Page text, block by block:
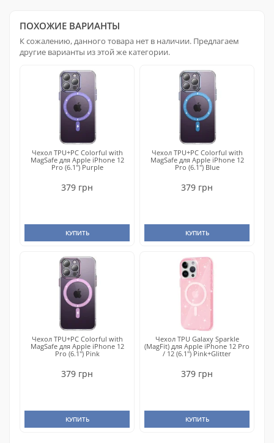
ПОХОЖИЕ ВАРИАНТЫ
К сожалению, данного товара нет в наличии. Предлагаем
другие варианты из этой же категории.
Чехол TPU+PC Colorful with
MagSafe для Apple iPhone 12
Pro (6.1") Purple
379 грн
КУПИТЬ
Чехол TPU+PC Colorful with
MagSafe для Apple iPhone 12
Pro (6.1") Blue
379 грн
КУПИТЬ
Чехол TPU+PC Colorful with
MagSafe для Apple iPhone 12
Pro (6.1") Pink
379 грн
КУПИТЬ
Чехол TPU Galaxy Sparkle
(MagFit) для Apple iPhone 12 Pro
/ 12 (6.1") Pink+Glitter
379 грн
КУПИТЬ